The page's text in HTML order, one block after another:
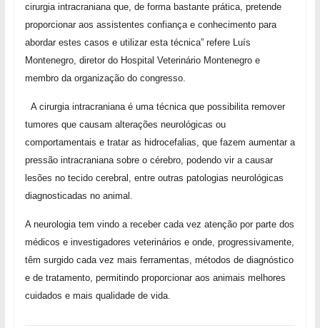
cirurgia intracraniana que, de forma bastante prática, pretende
proporcionar aos assistentes confiança e conhecimento para
abordar estes casos e utilizar esta técnica” refere Luís
Montenegro, diretor do Hospital Veterinário Montenegro e
membro da organização do congresso.
A cirurgia intracraniana é uma técnica que possibilita remover
tumores que causam alterações neurológicas ou
comportamentais e tratar as hidrocefalias, que fazem aumentar a
pressão intracraniana sobre o cérebro, podendo vir a causar
lesões no tecido cerebral, entre outras patologias neurológicas
diagnosticadas no animal.
A neurologia tem vindo a receber cada vez atenção por parte dos
médicos e investigadores veterinários e onde, progressivamente,
têm surgido cada vez mais ferramentas, métodos de diagnóstico
e de tratamento, permitindo proporcionar aos animais melhores
cuidados e mais qualidade de vida.